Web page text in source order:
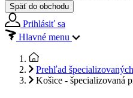
Späť do obchodu
Prihlásiť sa
Hlavné menu
Prehľad
Košice - špecializovaná